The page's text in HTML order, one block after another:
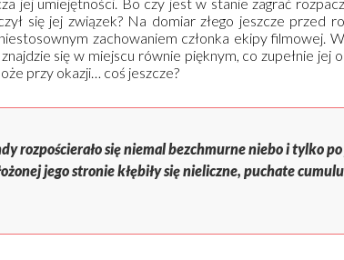
jej umiejętności. Bo czy jest w stanie zagrać
się jej związek? Na domiar złego jeszcze przed
zachowaniem członka ekipy filmowej.
się w miejscu równie pięknym, co zupełnie jej
przy okazji… coś jeszcze?
rozpościerało się niemal bezchmurne niebo i tylko
jego stronie kłębiły się nieliczne, puchate